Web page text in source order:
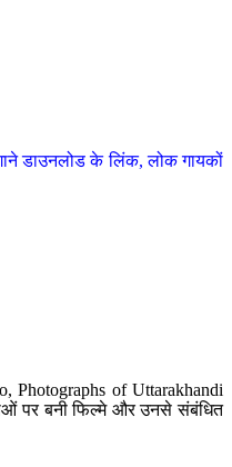
डाउनलोड के लिंक, लोक गायकों
Photographs of Uttarakhandi
पर बनी फिल्मे और उनसे संबंधित